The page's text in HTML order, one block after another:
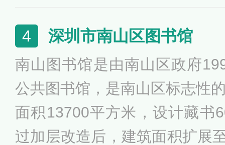
念，8月8日正式对外开放。
册、声像资料7万余件、报刊
4 深圳市南山区图书馆
南山图书馆是由南山区政府
公共图书馆，是南山区标志性
面积13700平方米，设计藏书
过加层改造后，建筑面积扩展